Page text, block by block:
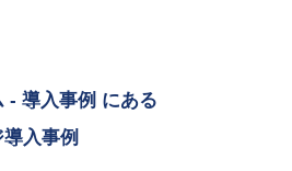
- 導入事例 にある
入事例